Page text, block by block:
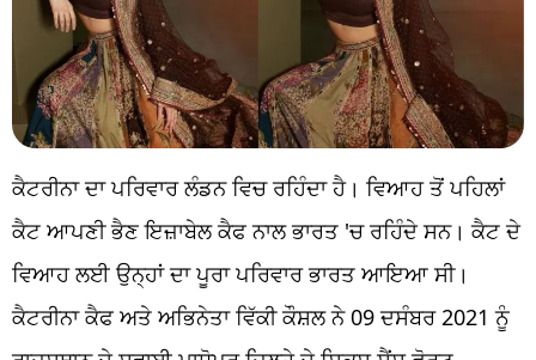
ਕੈਟਰੀਨਾ ਦਾ ਪਰਿਵਾਰ ਲੰਡਨ ਵਿਚ ਰਹਿੰਦਾ ਹੈ। ਵਿਆਹ ਤੋਂ ਪਹਿਲਾਂ
ਕੈਟ ਆਪਣੀ ਭੈਣ ਇਜ਼ਾਬੇਲ ਕੈਫ ਨਾਲ ਭਾਰਤ 'ਚ ਰਹਿੰਦੇ ਸਨ। ਕੈਟ ਦੇ
ਵਿਆਹ ਲਈ ਉਨ੍ਹਾਂ ਦਾ ਪੂਰਾ ਪਰਿਵਾਰ ਭਾਰਤ ਆਇਆ ਸੀ।
ਕੈਟਰੀਨਾ ਕੈਫ ਅਤੇ ਅਭਿਨੇਤਾ ਵਿੱਕੀ ਕੌਸ਼ਲ ਨੇ 09 ਦਸੰਬਰ 2021 ਨੂੰ